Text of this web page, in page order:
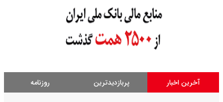
آخرین اخبار پربازدیدترین روزنامه